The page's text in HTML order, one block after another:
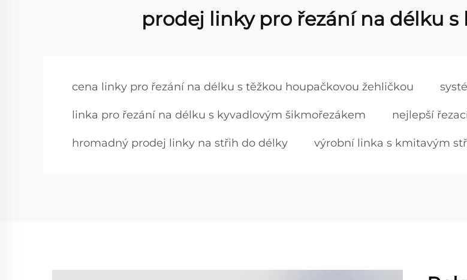
prodej linky pro řezání na délku s
cena linky pro řezání na délku s těžkou houpačkovou žehličkou
linka pro řezání na délku s kyvadlovým šikmořezákem nejlepší
hromadný prodej linky na střih do délky výrobní linka s kmitavým